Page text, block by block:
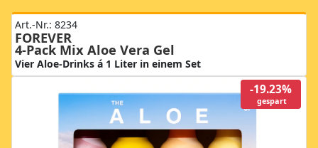
Art.-Nr.: 8234
FOREVER
4-Pack Mix Aloe Vera Gel
Vier Aloe-Drinks á 1 Liter in einem Set
-19.23%
gespart